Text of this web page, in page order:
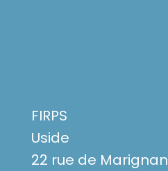
FIRPS
Uside
22 rue de Marignan